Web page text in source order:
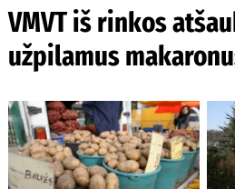
VMVT iš rinkos
užpilamus